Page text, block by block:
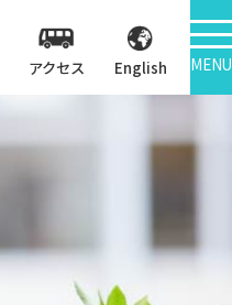
アクセス English MENU
中期計画